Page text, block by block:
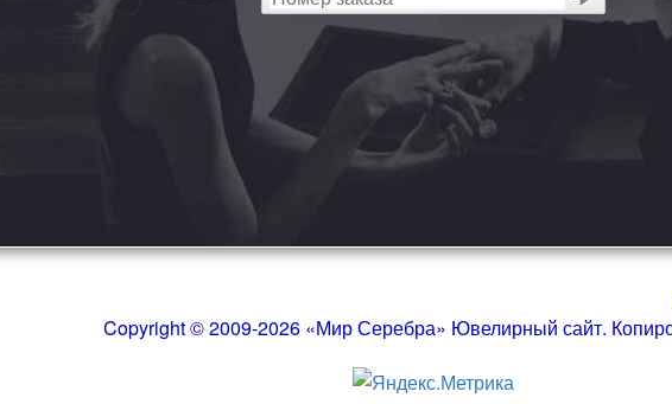
Copyright © 2009-2026 «Мир Серебра» Ювелирный сайт.